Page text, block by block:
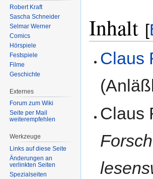
Inhalt [
Claus
Claus
Robert Kraft
Sascha Schneider
Selmar Werner
Comics
Hörspiele
Festspiele
Filme
Geschichte
Externes
Forum zum Wiki
Seite per Mail
weiterempfehlen
Werkzeuge
Links auf diese Seite
Änderungen an
verlinkten Seiten
Spezialseiten